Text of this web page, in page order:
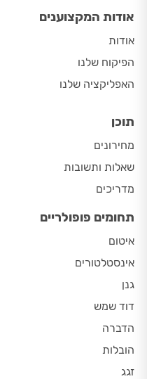
אודות המקצוענים
אודות
הפיקוח שלנו
האפליקציה שלנו
תוכן
מחירונים
שאלות ותשובות
מדריכים
תחומים פופולריים
איטום
אינסטלטורים
גנן
דוד שמש
הדברה
הובלות
זגג